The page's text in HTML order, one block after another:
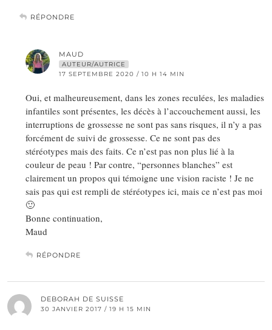
RÉPONDRE
MAUD
AUTEUR/AUTRICE
17 SEPTEMBRE 2020 / 10 H 14 MIN
Oui, et malheureusement, dans les zones reculées, les maladies
infantiles sont présentes, les décès à l’accouchement aussi, les
interruptions de grossesse ne sont pas sans risques, il n’y a pas
forcément de suivi de grossesse. Ce ne sont pas des
stéréotypes mais des faits. Ce n’est pas non plus lié à la
couleur de peau ! Par contre, “personnes blanches” est
clairement un propos qui témoigne une vision raciste ! Je ne
sais pas qui est rempli de stéréotypes ici, mais ce n’est pas moi
🙂
Bonne continuation,
Maud
RÉPONDRE
DEBORAH DE SUISSE
30 JANVIER 2017 / 19 H 15 MIN